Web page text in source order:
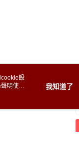
設
明使用
我知道了